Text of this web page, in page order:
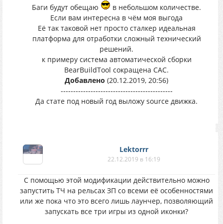
Баги будут обещаю
в небольшом количестве.
Если вам интересна в чём моя выгода
Её так таковой нет просто сталкер идеальная
платформа для отработки сложный технический
решений.
к примеру система автоматической сборки
BearBuildTool сокращена САС.
Добавлено (20.12.2019, 20:56)
---------------------------------------------
Да стате под новый год выложу source движка.
Lektorrr
22.12.2019 в 16:19
С помощью этой модификации действительно можно
запустить ТЧ на рельсах ЗП со всеми её особенностями
или же пока что это всего лишь лаунчер, позволяющий
запускать все три игры из одной иконки?